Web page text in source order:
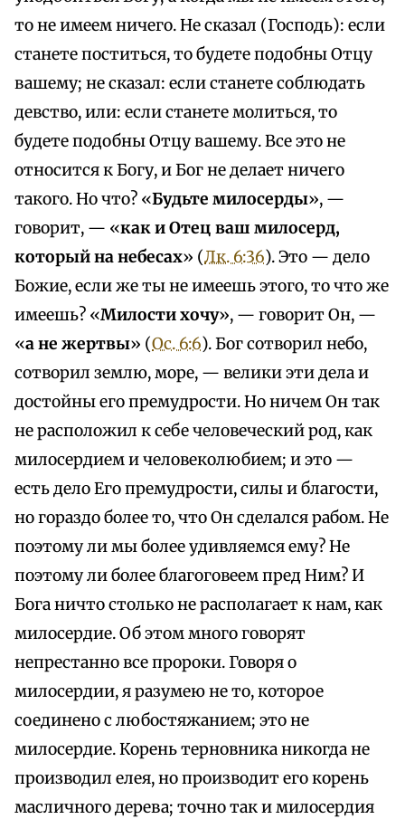
то не имеем ничего. Не сказал (Господь): если
станете поститься, то будете подобны Отцу
вашему; не сказал: если станете соблюдать
девство, или: если станете молиться, то
будете подобны Отцу вашему. Все это не
относится к Богу, и Бог не делает ничего
такого. Но что? «Будьте милосерды», —
говорит, — «как и Отец ваш милосерд,
который на небесах» (Лк. 6:36). Это — дело
Божие, если же ты не имеешь этого, то что же
имеешь? «Милости хочу», — говорит Он, —
«а не жертвы» (Ос. 6:6). Бог сотворил небо,
сотворил землю, море, — велики эти дела и
достойны его премудрости. Но ничем Он так
не расположил к себе человеческий род, как
милосердием и человеколюбием; и это —
есть дело Его премудрости, силы и благости,
но гораздо более то, что Он сделался рабом. Не
поэтому ли мы более удивляемся ему? Не
поэтому ли более благоговеем пред Ним? И
Бога ничто столько не располагает к нам, как
милосердие. Об этом много говорят
непрестанно все пророки. Говоря о
милосердии, я разумею не то, которое
соединено с любостяжанием; это не
милосердие. Корень терновника никогда не
производил елея, но производит его корень
масличного дерева; точно так и милосердия